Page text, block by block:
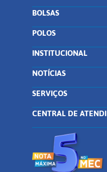
BOLSAS
POLOS
INSTITUCIONAL
NOTÍCIAS
SERVIÇOS
CENTRAL DE